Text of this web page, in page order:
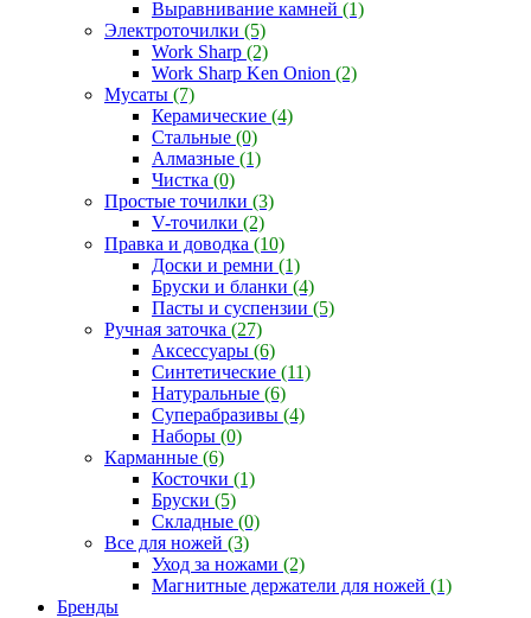
Выравнивание камней (1)
Электроточилки (5)
Work Sharp (2)
Work Sharp Ken Onion (2)
Мусаты (7)
Керамические (4)
Стальные (0)
Алмазные (1)
Чистка (0)
Простые точилки (3)
V-точилки (2)
Правка и доводка (10)
Доски и ремни (1)
Бруски и бланки (4)
Пасты и суспензии (5)
Ручная заточка (27)
Аксессуары (6)
Синтетические (11)
Натуральные (6)
Суперабразивы (4)
Наборы (0)
Карманные (6)
Косточки (1)
Бруски (5)
Складные (0)
Все для ножей (3)
Уход за ножами (2)
Магнитные держатели для ножей (1)
Бренды